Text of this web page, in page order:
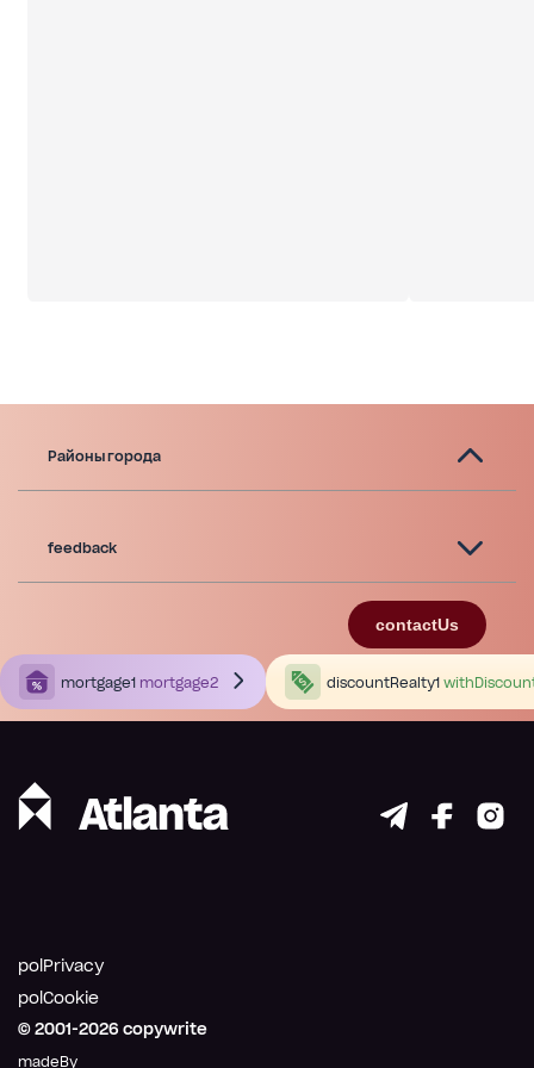
Районы города
feedback
contactUs
mortgage1 mortgage2 discountRealty1
© 2001-2026 copywrite
madeBy
polPrivacy
polCookie